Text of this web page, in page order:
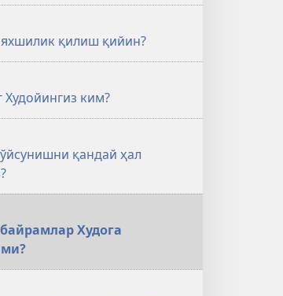
қилиш қийин?
Худойингиз ким?
қандай ҳал
Худога